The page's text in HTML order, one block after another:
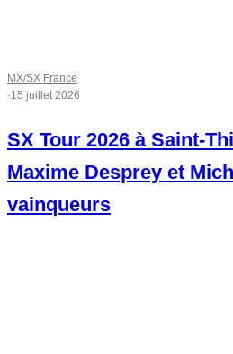
MX/SX France
·15 juillet 2026
SX Tour 2026 à Saint-
Maxime Desprey et
vainqueurs